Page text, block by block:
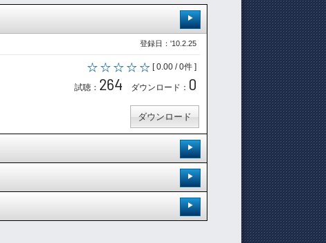
登録日：'10.2.25
[ 0.00 / 0件 ]
試聴： 264 ダウンロード： 0
ダウンロード
登録日：'10.6.30
[ 0.00 / 0件 ]
ダウンロード：0
登録日：'10.6.30